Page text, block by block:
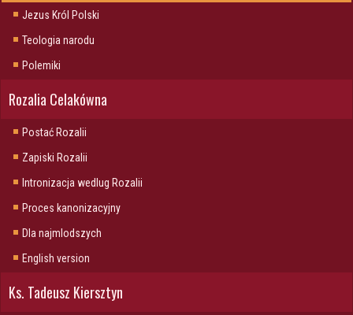
Jezus Król Polski
Teologia narodu
Polemiki
Rozalia Celakówna
Postać Rozalii
Zapiski Rozalii
Intronizacja wedlug Rozalii
Proces kanonizacyjny
Dla najmlodszych
English version
Ks. Tadeusz Kiersztyn